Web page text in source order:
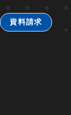
資料請求